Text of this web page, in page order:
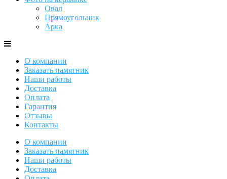
Овал
Прямоугольник
Арка
О компании
Заказать памятник
Наши работы
Доставка
Оплата
Гарантия
Отзывы
Контакты
О компании
Заказать памятник
Наши работы
Доставка